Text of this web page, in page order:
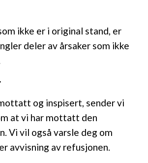
ikke er i original stand, er
deler av årsaker som ikke
og inspisert, sender vi
at vi har mottatt den
Vi vil også varsle deg om
avvisning av refusjonen.